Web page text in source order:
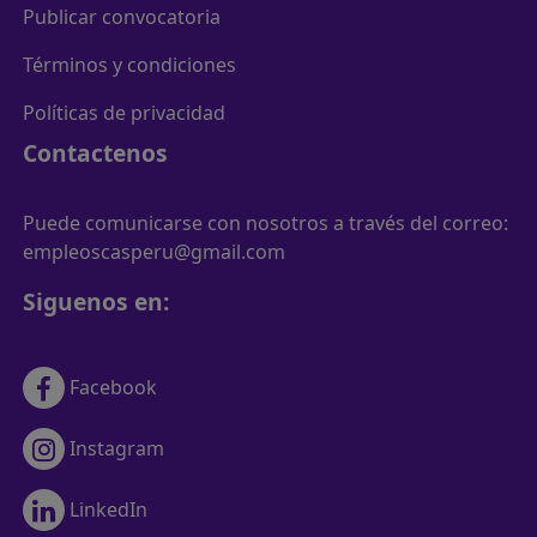
Publicar convocatoria
Términos y condiciones
Políticas de privacidad
Contactenos
Puede comunicarse con nosotros a través del correo:
empleoscasperu@gmail.com
Siguenos en:
Facebook
Instagram
LinkedIn